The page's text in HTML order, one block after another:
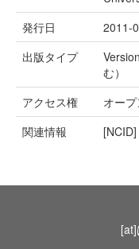
発行日
2011-
出版タイプ
む）
アクセス権
オー
関連情報
[NCID]